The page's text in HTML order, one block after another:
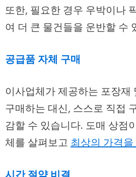
또한, 필요한 경우 우박이나
여 더 큰 물건들을 운반할 수
공급품 자체 구매
이사업체가 제공하는 포장재
구매하는 대신, 스스로 직접
감할 수 있습니다. 도매 상점
체를 살펴보고 최상의 가격